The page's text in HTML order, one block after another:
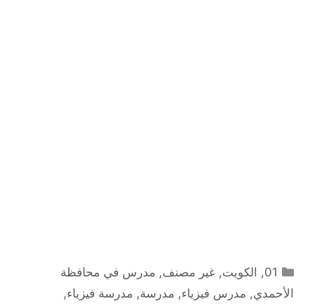
التصنيفات
01
, الكويت,غير مصنف, مدرس في محافظة
الأحمدي, مدرس فيزياء, مدرسة, مدرسة فيزياء,